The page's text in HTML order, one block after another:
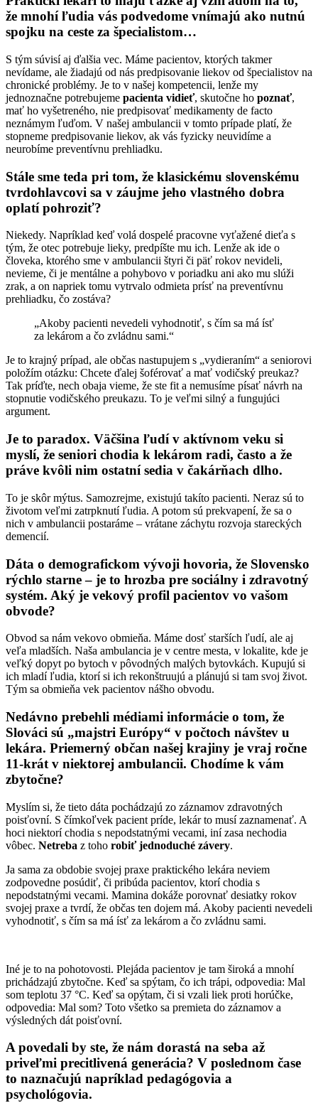
že mnohí ľudia vás podvedome vnímajú ako nutnú
spojku na ceste za špecialistom…
S tým súvisí aj ďalšia vec. Máme pacientov, ktorých takmer
nevídame, ale žiadajú od nás predpisovanie liekov od špecialistov na
chronické problémy. Je to v našej kompetencii, lenže my
jednoznačne potrebujeme pacienta vidieť, skutočne ho poznať,
mať ho vyšetreného, nie predpisovať medikamenty de facto
neznámym ľuďom. V našej ambulancii v tomto prípade platí, že
stopneme predpisovanie liekov, ak vás fyzicky neuvidíme a
neurobíme preventívnu prehliadku.
Stále sme teda pri tom, že klasickému slovenskému
tvrdohlavcovi sa v záujme jeho vlastného dobra
oplatí pohroziť?
Niekedy. Napríklad keď volá dospelé pracovne vyťažené dieťa s
tým, že otec potrebuje lieky, predpíšte mu ich. Lenže ak ide o
človeka, ktorého sme v ambulancii štyri či päť rokov nevideli,
nevieme, či je mentálne a pohybovo v poriadku ani ako mu slúži
zrak, a on napriek tomu vytrvalo odmieta prísť na preventívnu
prehliadku, čo zostáva?
„Akoby pacienti nevedeli vyhodnotiť, s čím sa má ísť
za lekárom a čo zvládnu sami.“
Je to krajný prípad, ale občas nastupujem s „vydieraním“ a seniorovi
položím otázku: Chcete ďalej šoférovať a mať vodičský preukaz?
Tak príďte, nech obaja vieme, že ste fit a nemusíme písať návrh na
stopnutie vodičského preukazu. To je veľmi silný a fungujúci
argument.
Je to paradox. Väčšina ľudí v aktívnom veku si
myslí, že seniori chodia k lekárom radi, často a že
práve kvôli nim ostatní sedia v čakárňach dlho.
To je skôr mýtus. Samozrejme, existujú takíto pacienti. Neraz sú to
životom veľmi zatrpknutí ľudia. A potom sú prekvapení, že sa o
nich v ambulancii postaráme – vrátane záchytu rozvoja stareckých
demencií.
Dáta o demografickom vývoji hovoria, že Slovensko
rýchlo starne – je to hrozba pre sociálny i zdravotný
systém. Aký je vekový profil pacientov vo vašom
obvode?
Obvod sa nám vekovo obmieňa. Máme dosť starších ľudí, ale aj
veľa mladších. Naša ambulancia je v centre mesta, v lokalite, kde je
veľký dopyt po bytoch v pôvodných malých bytovkách. Kupujú si
ich mladí ľudia, ktorí si ich rekonštruujú a plánujú si tam svoj život.
Tým sa obmieňa vek pacientov nášho obvodu.
Nedávno prebehli médiami informácie o tom, že
Slováci sú „majstri Európy“ v počtoch návštev u
lekára. Priemerný občan našej krajiny je vraj ročne
11-krát v niektorej ambulancii. Chodíme k vám
zbytočne?
Myslím si, že tieto dáta pochádzajú zo záznamov zdravotných
poisťovní. S čímkoľvek pacient príde, lekár to musí zaznamenať. A
hoci niektorí chodia s nepodstatnými vecami, iní zasa nechodia
vôbec. Netreba z toho robiť jednoduché závery.
Ja sama za obdobie svojej praxe praktického lekára neviem
zodpovedne posúdiť, či pribúda pacientov, ktorí chodia s
nepodstatnými vecami. Mamina dokáže porovnať desiatky rokov
svojej praxe a tvrdí, že občas ten dojem má. Akoby pacienti nevedeli
vyhodnotiť, s čím sa má ísť za lekárom a čo zvládnu sami.
Iné je to na pohotovosti. Plejáda pacientov je tam široká a mnohí
prichádzajú zbytočne. Keď sa spýtam, čo ich trápi, odpovedia: Mal
som teplotu 37 °C. Keď sa opýtam, či si vzali liek proti horúčke,
odpovedia: Mal som? Toto všetko sa premieta do záznamov a
výsledných dát poisťovní.
A povedali by ste, že nám dorastá na seba až
priveľmi precitlivená generácia? V poslednom čase
to naznačujú napríklad pedagógovia a
psychológovia.